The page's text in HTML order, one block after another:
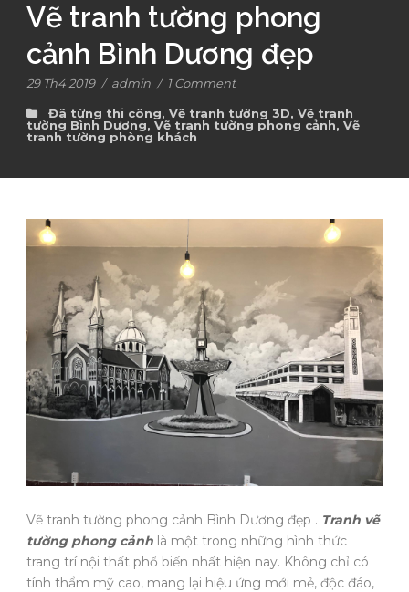
Vẽ tranh tường phong
cảnh Bình Dương đẹp
29 Th4 2019 / admin / 1 Comment
Đã từng thi công, Vẽ tranh tường 3D, Vẽ tranh
tường Bình Dương, Vẽ tranh tường phong cảnh, Vẽ
tranh tường phòng khách
Vẽ tranh tường phong cảnh Bình Dương đẹp . Tranh vẽ
tường phong cảnh là một trong những hình thức
trang trí nội thất phổ biến nhất hiện nay. Không chỉ có
tính thẩm mỹ cao, mang lại hiệu ứng mới mẻ, độc đáo,